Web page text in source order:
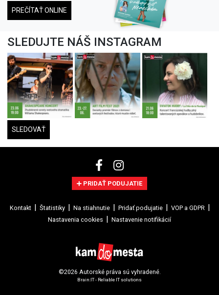
PREČÍTAŤ ONLINE
SLEDUJTE NÁŠ INSTAGRAM
SLEDOVAŤ
PRIDAŤ PODUJATIE
Kontakt Štatistiky Na stiahnutie Pridať podujatie
VOP a GDPR
Nastavenia cookies
Nastavenie notifikácií
©2026 Autorské práva sú vyhradené.
Brain:IT - Reliable IT solutions